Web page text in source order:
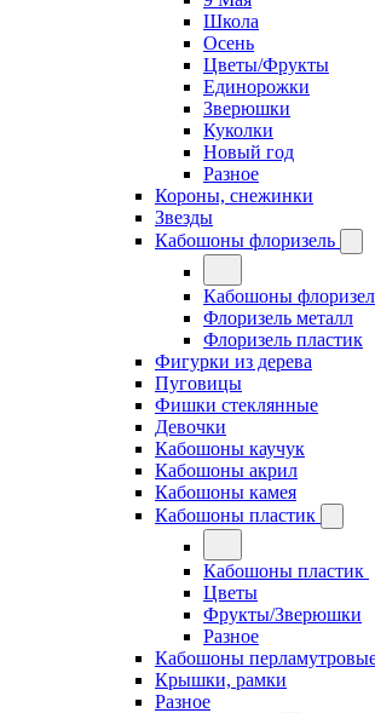
Школа
Осень
Цветы/Фрукты
Единорожки
Зверюшки
Куколки
Новый год
Разное
Короны, снежинки
Звезды
Кабошоны флоризель
Кабошоны
Флоризель металл
Флоризель пластик
Фигурки из дерева
Пуговицы
Фишки стеклянные
Девочки
Кабошоны каучук
Кабошоны акрил
Кабошоны камея
Кабошоны пластик
Кабошоны пластик
Цветы
Фрукты/Зверюшки
Разное
Кабошоны
Крышки, рамки
Разное